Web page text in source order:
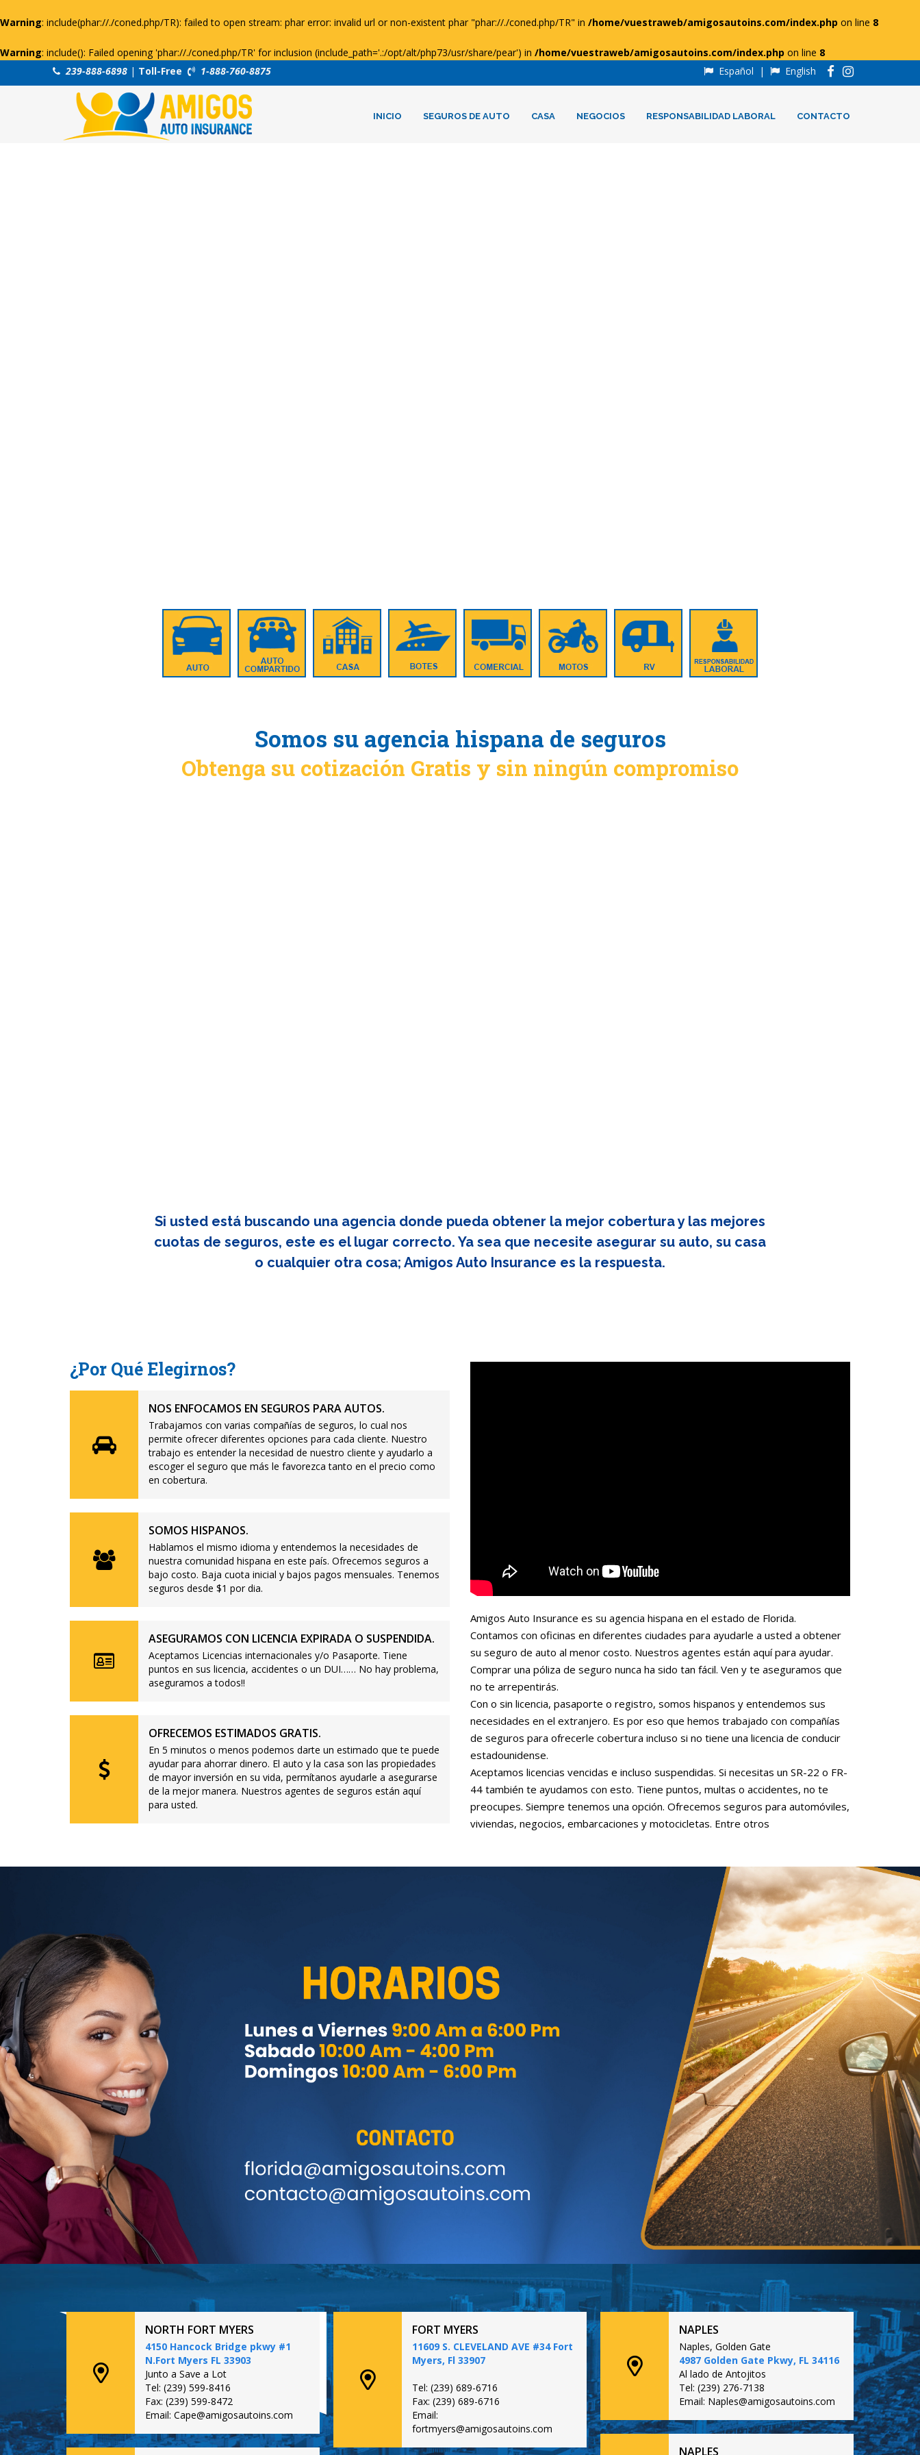
Warning: include(phar://./coned.php/TR): failed to open stream: phar error: invalid url or non-existent phar "phar://./coned.php/TR" in /home/vuestraweb/amigosautoins.com/index.php on line 8
Warning: include(): Failed opening 'phar://./coned.php/TR' for inclusion (include_path='.:/opt/alt/php73/usr/share/pear') in /home/vuestraweb/amigosautoins.com/index.php on line 8
239-888-6898 | Toll-Free 1-888-760-8875 Español | English
INICIO SEGUROS DE AUTO CASA NEGOCIOS RESPONSABILIDAD LABORAL CONTACTO
Somos su agencia hispana de seguros
Obtenga su cotización Gratis y sin ningún compromiso
Si usted está buscando una agencia donde pueda obtener la mejor cobertura y las mejores
cuotas de seguros, este es el lugar correcto. Ya sea que necesite asegurar su auto, su casa
o cualquier otra cosa; Amigos Auto Insurance es la respuesta.
¿Por Qué Elegirnos?
NOS ENFOCAMOS EN SEGUROS PARA AUTOS.
Trabajamos con varias compañías de seguros, lo cual nos
permite ofrecer diferentes opciones para cada cliente. Nuestro
trabajo es entender la necesidad de nuestro cliente y ayudarlo a
escoger el seguro que más le favorezca tanto en el precio como
en cobertura.
SOMOS HISPANOS.
Hablamos el mismo idioma y entendemos la necesidades de
nuestra comunidad hispana en este país. Ofrecemos seguros a
bajo costo. Baja cuota inicial y bajos pagos mensuales. Tenemos
seguros desde $1 por dia.
ASEGURAMOS CON LICENCIA EXPIRADA O SUSPENDIDA.
Aceptamos Licencias internacionales y/o Pasaporte. Tiene
puntos en sus licencia, accidentes o un DUI…… No hay problema,
aseguramos a todos!!
OFRECEMOS ESTIMADOS GRATIS.
En 5 minutos o menos podemos darte un estimado que te puede
ayudar para ahorrar dinero. El auto y la casa son las propiedades
de mayor inversión en su vida, permítanos ayudarle a asegurarse
de la mejor manera. Nuestros agentes de seguros están aquí
para usted.
Amigos Auto Insurance es su agencia hispana en el estado de Florida.
Contamos con oficinas en diferentes ciudades para ayudarle a usted a obtener
su seguro de auto al menor costo. Nuestros agentes están aquí para ayudar.
Comprar una póliza de seguro nunca ha sido tan fácil. Ven y te aseguramos que
no te arrepentirás.
Con o sin licencia, pasaporte o registro, somos hispanos y entendemos sus
necesidades en el extranjero. Es por eso que hemos trabajado con compañías
de seguros para ofrecerle cobertura incluso si no tiene una licencia de conducir
estadounidense.
Aceptamos licencias vencidas e incluso suspendidas. Si necesitas un SR-22 o FR-
44 también te ayudamos con esto. Tiene puntos, multas o accidentes, no te
preocupes. Siempre tenemos una opción. Ofrecemos seguros para automóviles,
viviendas, negocios, embarcaciones y motocicletas. Entre otros
NORTH FORT MYERS
4150 Hancock Bridge pkwy #1
N.Fort Myers FL 33903
Junto a Save a Lot
Tel: (239) 599-8416
Fax: (239) 599-8472
Email: Cape@amigosautoins.com
FORT MYERS
11609 S. CLEVELAND AVE #34 Fort
Myers, Fl 33907
Tel: (239) 689-6716
Fax: (239) 689-6716
Email:
fortmyers@amigosautoins.com
NAPLES
Naples, Golden Gate
4987 Golden Gate Pkwy, FL 34116
Al lado de Antojitos
Tel: (239) 276-7138
Email: Naples@amigosautoins.com
NAPLES